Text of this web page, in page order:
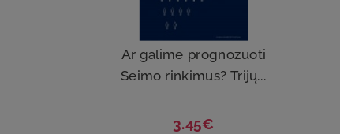
Ar galime prognozuoti
Seimo rinkimus? Trijų...
3.45€